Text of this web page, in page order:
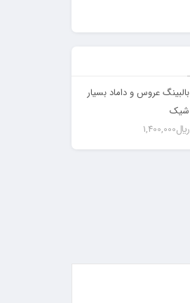
بالبینگ عروس و داماد بسیار
شیک
﷼1,400,000